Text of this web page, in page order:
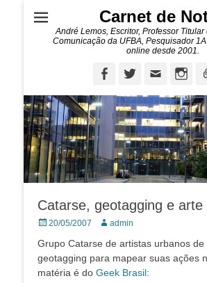
Carnet de
André Lemos, Escritor, Professor
Comunicação da UFBA, Pesquisador
online desde 2001.
FacebookTwitterEmail
Catarse, geotagging e arte
Posted
20/05/2007 Autor:admin
Grupo Catarse de artistas urbanos de
geotagging para mapear suas ações
matéria é do Geek Brasil: